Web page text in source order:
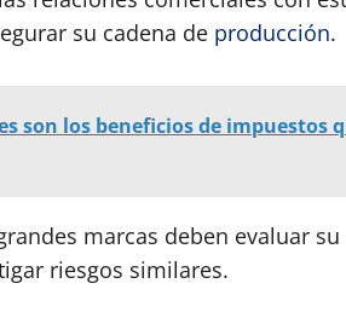
su cadena de producción.
son los beneficios de impuestos
marcas deben evaluar su
riesgos similares.